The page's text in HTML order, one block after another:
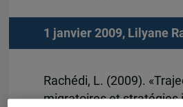
1 janvier 2009, Lilyane
Rachédi, L. (2009).
migratoires et stratégies